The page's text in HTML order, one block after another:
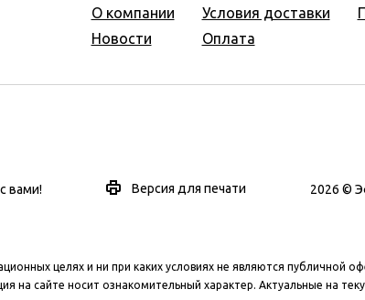
О компании
Новости
Условия доставки
Оплата
вами! Версия для печати 2026 ©
целях и ни при каких условиях не являются публичной
на сайте носит ознакомительный характер. Актуальные на